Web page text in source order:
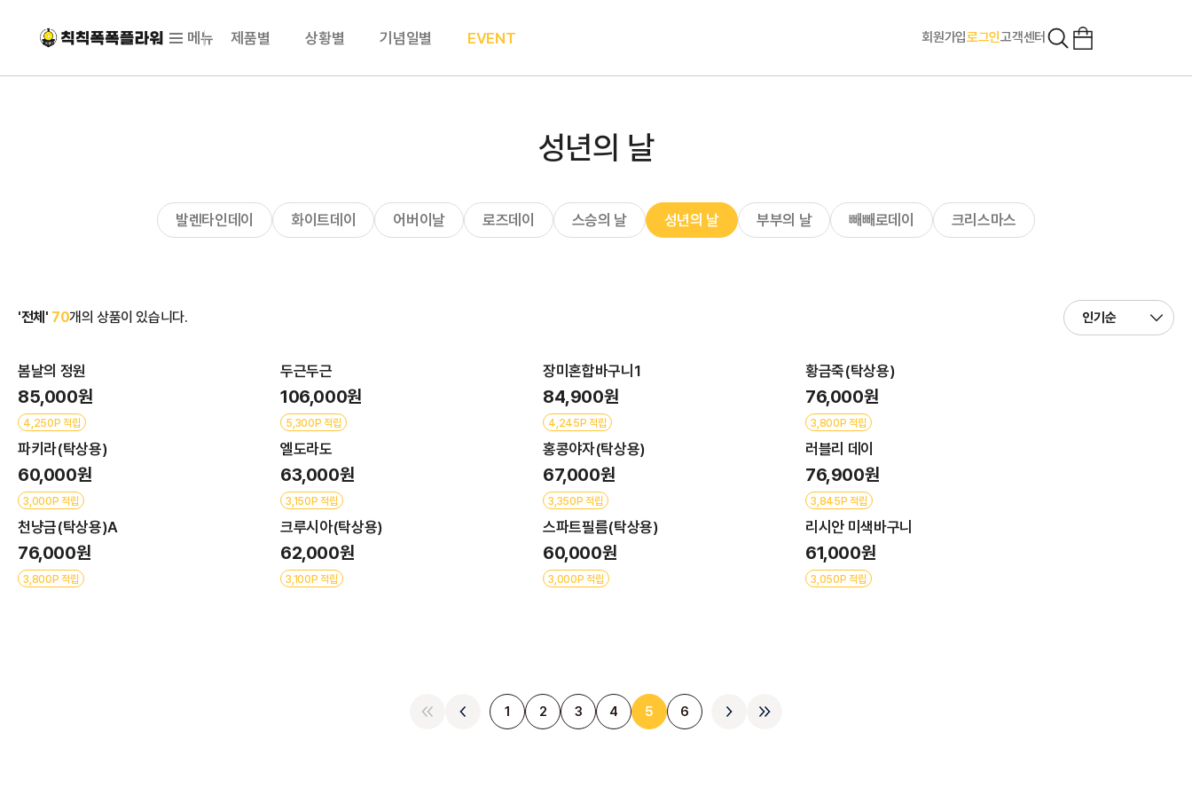
메뉴 제품별 상황별 기념일별 EVENT 회원가입로그인고객센터
성년의 날
발렌타인데이 화이트데이 어버이날 로즈데이 스승의 날 성년의 날 부부의 날 빼빼로데이 크리스마스
'전체' 70개의 상품이 있습니다.
봄날의 정원
85,000원
4,250P 적립
두근두근
106,000원
5,300P 적립
장미혼합바구니1
84,900원
4,245P 적립
황금죽(탁상용)
76,000원
3,800P 적립
파키라(탁상용)
60,000원
3,000P 적립
엘도라도
63,000원
3,150P 적립
홍콩야자(탁상용)
67,000원
3,350P 적립
러블리 데이
76,900원
3,845P 적립
천냥금(탁상용)A
76,000원
3,800P 적립
크루시아(탁상용)
62,000원
3,100P 적립
스파트필름(탁상용)
60,000원
3,000P 적립
리시안 미색바구니
61,000원
3,050P 적립
1 2 3 4 5 6